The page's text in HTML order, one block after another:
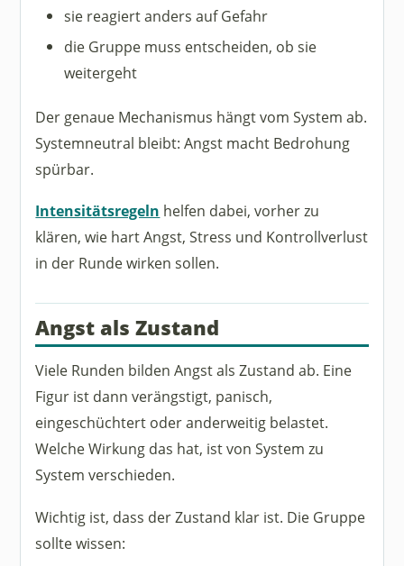
sie reagiert anders auf Gefahr
die Gruppe muss entscheiden, ob sie
weitergeht
Der genaue Mechanismus hängt vom System ab.
Systemneutral bleibt: Angst macht Bedrohung
spürbar.
Intensitätsregeln helfen dabei, vorher zu
klären, wie hart Angst, Stress und Kontrollverlust
in der Runde wirken sollen.
Angst als Zustand
Viele Runden bilden Angst als Zustand ab. Eine
Figur ist dann verängstigt, panisch,
eingeschüchtert oder anderweitig belastet.
Welche Wirkung das hat, ist von System zu
System verschieden.
Wichtig ist, dass der Zustand klar ist. Die Gruppe
sollte wissen: